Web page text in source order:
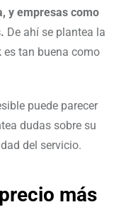
y empresas como
De ahí se plantea la
es tan buena como
puede parecer
dudas sobre su
del servicio.
más